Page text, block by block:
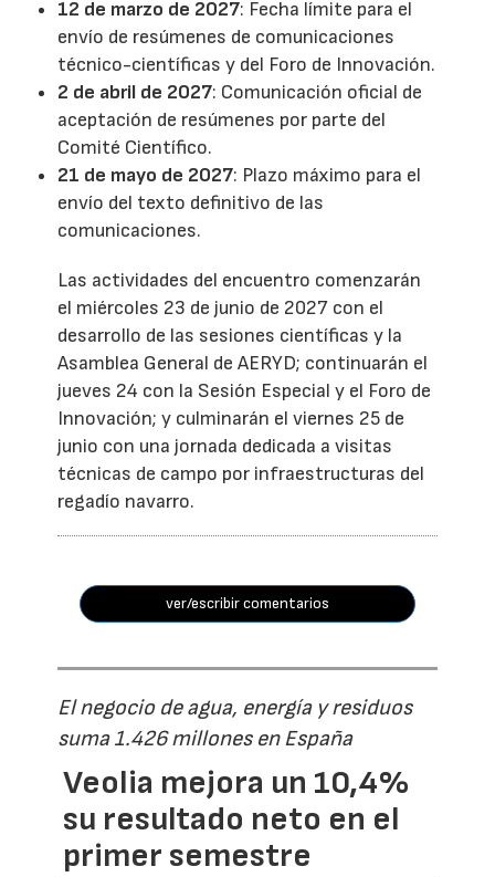
12 de marzo de 2027: Fecha límite para el
envío de resúmenes de comunicaciones
técnico-científicas y del Foro de Innovación.
2 de abril de 2027: Comunicación oficial de
aceptación de resúmenes por parte del
Comité Científico.
21 de mayo de 2027: Plazo máximo para el
envío del texto definitivo de las
comunicaciones.
Las actividades del encuentro comenzarán
el miércoles 23 de junio de 2027 con el
desarrollo de las sesiones científicas y la
Asamblea General de AERYD; continuarán el
jueves 24 con la Sesión Especial y el Foro de
Innovación; y culminarán el viernes 25 de
junio con una jornada dedicada a visitas
técnicas de campo por infraestructuras del
regadío navarro.
ver/escribir comentarios
El negocio de agua, energía y residuos
suma 1.426 millones en España
Veolia mejora un 10,4%
su resultado neto en el
primer semestre